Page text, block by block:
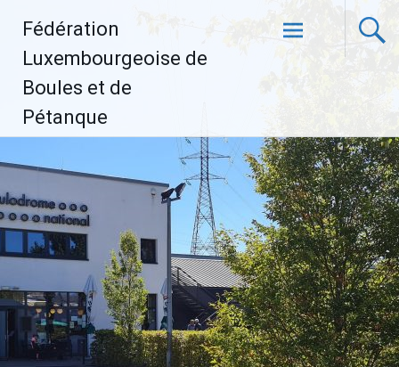
contenu
Fédération
Luxembourgeoise de
Boules et de
Pétanque